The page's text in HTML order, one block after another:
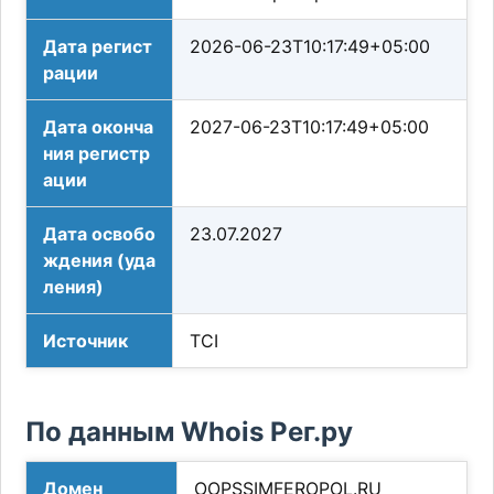
Дата регист
рации
2026-06-23T10:17:49+05:00
Дата оконча
ния регистр
ации
2027-06-23T10:17:49+05:00
Дата освобо
ждения (уда
ления)
23.07.2027
Источник TCI
По данным Whois Рег.ру
Домен OOPSSIMFEROPOL.RU